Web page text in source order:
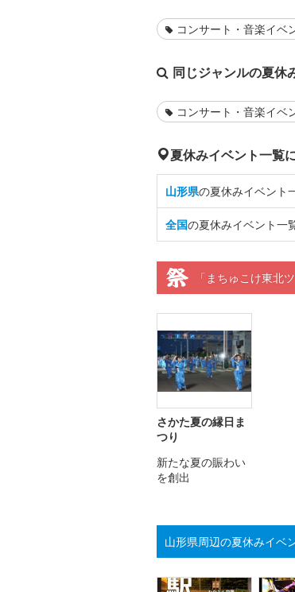
コンサート・音楽イベ
同じジャンルの夏休
コンサート・音楽イベ
夏休みイベント一覧
山形県の夏休みイベント
全国の夏休みイベント一
「まちゅこけ東北
さかた夏の縁日ま
つり
新たな夏の賑わい
を創出
山形県周辺の夏休みイベ